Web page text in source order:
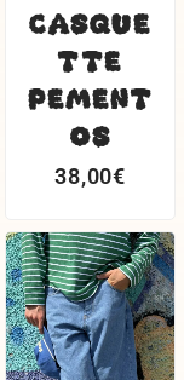
CASQUE
TTE
PEMENT
OS
38,00€